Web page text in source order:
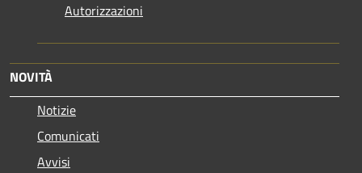
Autorizzazioni
NOVITÀ
Notizie
Comunicati
Avvisi